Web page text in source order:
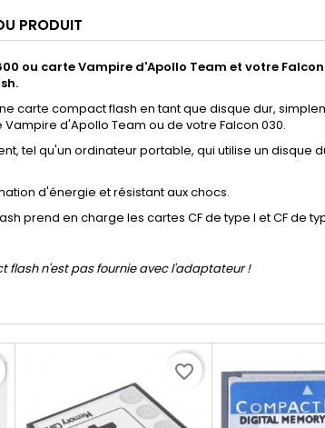
PRODUIT
ou carte Vampire d'Apollo Team et votre
carte compact flash en tant que disque dur,
Vampire d'Apollo Team ou de votre Falcon 030.
tel qu'un ordinateur portable, qui utilise un disque
d'énergie et résistant aux chocs.
prend en charge les cartes CF de type I et CF de
flash n'est pas fournie avec l'adaptateur !
favorite_border